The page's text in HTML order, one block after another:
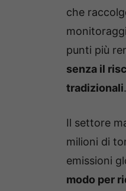
che
punti più
senza il
tradizionali.
Il settore
milioni di
emissioni
modo per